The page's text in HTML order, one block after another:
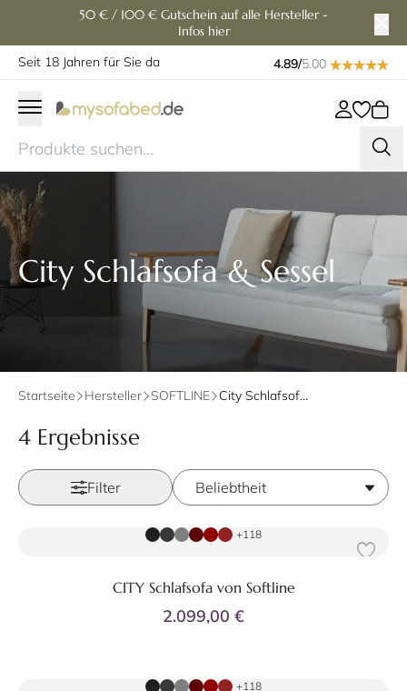
50 € / 100 € Gutschein auf alle Hersteller -
Infos hier
Seit 18 Jahren für Sie da
4.89/5.00
City Schlafsofa & Sessel
Startseite Hersteller SOFTLINE City Schlafsofa & Sessel
4 Ergebnisse
Filter
Zum Produkt
+118
CITY Schlafsofa von Softline
2.099,00 €
+118